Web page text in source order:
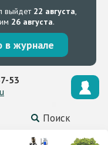
выйдет 22 августа,
26 августа.
в журнале
Поиск
53